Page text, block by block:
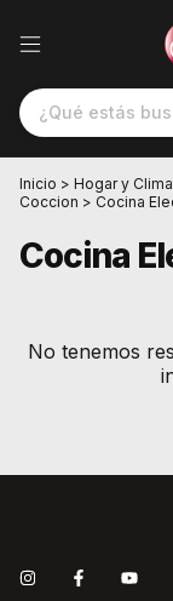
Inicio > Hogar y
Coccion > Cocina
Cocina
No tenemos